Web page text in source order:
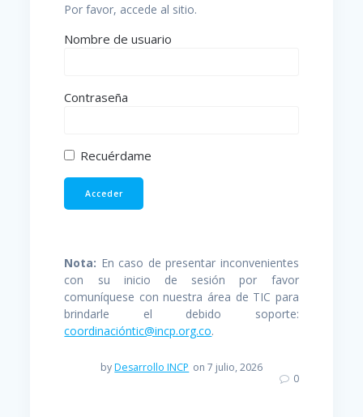
Por favor, accede al sitio.
Nombre de usuario
Contraseña
Recuérdame
Nota: En caso de presentar inconvenientes
con su inicio de sesión por favor
comuníquese con nuestra área de TIC para
brindarle el debido soporte:
coordinacióntic@incp.org.co.
byDesarrollo INCP on 7 julio, 2026
0